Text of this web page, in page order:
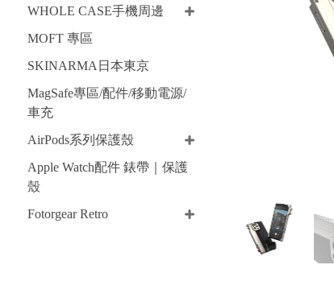
WHOLE CASE手機周邊
MOFT 專區
SKINARMA日本東京
MagSafe專區/配件/移動電源/
車充
AirPods系列保護殼
Apple Watch配件 錶帶｜保護
殼
Fotorgear Retro